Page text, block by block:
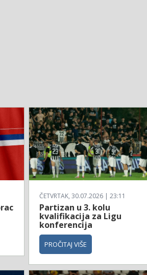
ČETVRTAK, 30.07.2026 | 23:11
Partizan u 3. kolu
kvalifikacija za Ligu
konferencija
PROČITAJ VIŠE